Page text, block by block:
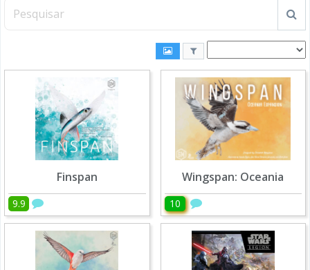
Finspan
9.9
Wingspan: Oceania
10